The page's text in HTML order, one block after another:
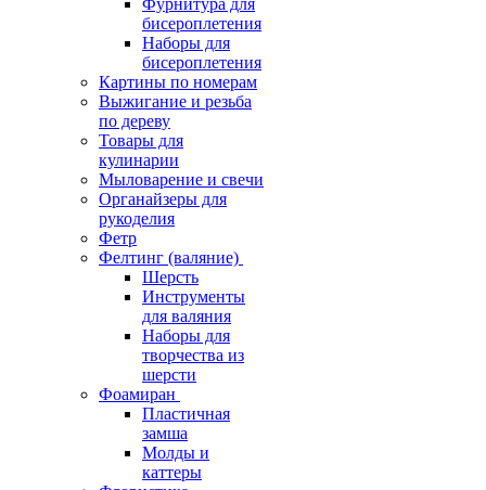
Фурнитура для
бисероплетения
Наборы для
бисероплетения
Картины по номерам
Выжигание и резьба
по дереву
Товары для
кулинарии
Мыловарение и свечи
Органайзеры для
рукоделия
Фетр
Фелтинг (валяние)
Шерсть
Инструменты
для валяния
Наборы для
творчества из
шерсти
Фоамиран
Пластичная
замша
Молды и
каттеры